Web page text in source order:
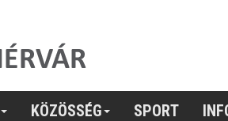
KÖZÖSSÉG SPORT